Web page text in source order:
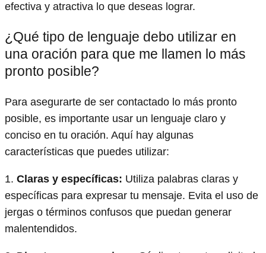
efectiva y atractiva lo que deseas lograr.
¿Qué tipo de lenguaje debo utilizar en
una oración para que me llamen lo más
pronto posible?
Para asegurarte de ser contactado lo más pronto
posible, es importante usar un lenguaje claro y
conciso en tu oración. Aquí hay algunas
características que puedes utilizar:
1. Claras y específicas: Utiliza palabras claras y
específicas para expresar tu mensaje. Evita el uso de
jergas o términos confusos que puedan generar
malentendidos.